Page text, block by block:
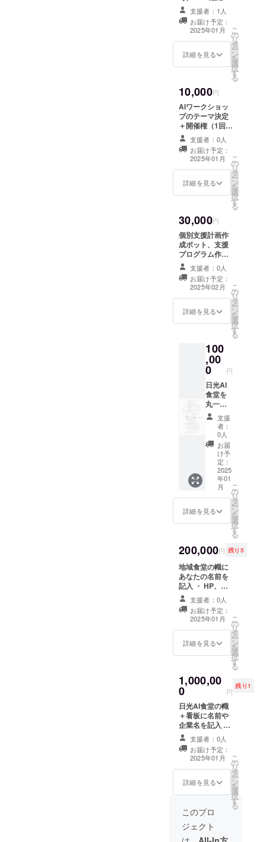
どちら
かの
アー
ティス
トから
お選び
になる
す。 サ
S、M、
Lからお
選びに
なるこ
とがで
きま
の厚み
は７.２
かりし
た素材
です。
カラー
は白か
黒でお
選びい
ただけ
ます。
ライバシーを保
護 詳細 ・実施概
要：４０分×１回
・有効期限：２
０２５年３月末
まで ・受講方
法： ※オンラ
zoom（ツールや
動作環境等）を
使用します。
※オフラインの場
合：実施場所は
日光AI食堂（栃
木県日光市野口
４２２−１２）で
す。実施場所ま
での交通費は支
援者でご負担く
ださい。など ・
にご記入くださ
い。可能な限り
ご対応させてい
ただきます。
パーソナルコン
サルティングー
* 60分のAI活用
相談（オンライ
ン可） * あなた
のビジネスや生
の相談内容は厳
重に管理されま
す ・実施概要：
６０分×１回 ・
有効期限：２０
２５年6月末まで
・受講方法：
※オンラインの場
合：
ZOOM（ツール
や動作環境等）
を使用します。
※オフラインの
場合：実施場所
は日光AI食堂
（栃木県日光市
野口４２２−１
２）です。実施
場所までの交通
費は支援者でご
負担ください。
支援者：1人
お届け予定：
2025年01月
詳細を見る
こ
の
リ
タ
ー
ン
を
選
択
す
る
10,000円
AIワークショッ
プのテーマ決定
＋開催権（1回、
オンライン） ー
AIワークショッ
プのVIP権ー ・
あなたのアイデ
アをワーク
ショップで形に
配慮したオンラ
インと現場の同
時開催 ・あな
たの課題をみん
なで解決 ・開
催に至るまでの
すべてのプロセ
スをサポートし
ます
支援者：0人
お届け予定：
2025年01月
詳細を見る
こ
の
リ
タ
ー
ン
を
選
択
す
る
30,000円
個別支援計画作
成ボット、支援
プログラム作成
ボットの導入支
援 ・業務効率化
や質の向上に直
結するAIツール
をサポート ・
データセキュリ
支援者：0人
お届け予定：
2025年02月
詳細を見る
こ
の
リ
タ
ー
ン
を
選
択
す
る
100
,00
0 円
日光AI
食堂を
丸一日
貸切 ・
日光AI
食堂ス
ペース
の1日貸
切権 ・
企業研
修やプ
ライ
ベート
イベン
トに最
俗に反
しない
範囲で
の商用
利用可
・利用
可能時
間：8
時〜20
時 （8
のサイ
ズ（添
面を参
照して
いただ
ければ
と思い
ま
出しス
ペース
囲：施
設の全
てのス
支援
者：
0人
お届
け予
定：
2025
年01
月
詳細を見る
こ
の
リ
タ
ー
ン
を
選
択
す
る
200,000円 残り5
地域食堂の幟に
あなたの名前を
記入 ・ HP、広
報のパンフやチ
ラシに協賛者様
として記載 ・ プ
ロジェクトの重
要なサポーター
として広く認知
載 ・掲載方
法：ロゴか文字
を掲載、掲載サ
イズは約
40cm×40cm ・
注意事項：支援
時、必ず備考欄
に掲載を希望さ
れるお名前をご
記入ください
ゴやバナーなど
の画像の受け渡
プロジェクト終
了後にお送りす
るメールをご確
支援者：0人
お届け予定：
2025年01月
詳細を見る
こ
の
リ
タ
ー
ン
を
選
択
す
る
1,000,00
0 円
残り1
日光AI食堂の幟
＋看板に名前や
企業名を記入 ー
プロジェクトの
最高位パート
ナーにー ・
HP、広報のパン
フやチラシに
パートナー様と
に不可欠な最重
しての認知 ・日
光AI食堂の幟
支援者：0人
お届け予定：
2025年01月
詳細を見る
こ
の
リ
タ
ー
ン
を
選
択
す
る
このプロ
ジェクト